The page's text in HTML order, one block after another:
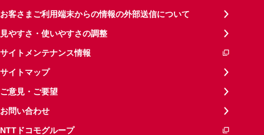
お客さまご利用端末からの情報の外部送信について
見やすさ・使いやすさの調整
サイトメンテナンス情報
サイトマップ
ご意見・ご要望
お問い合わせ
NTTドコモグループ